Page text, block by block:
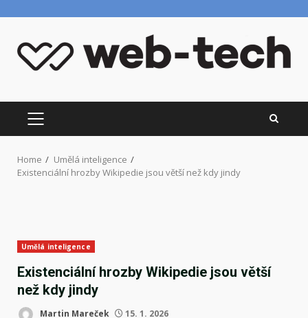
content
PRIMARY
MENU
Home
Umělá inteligence
Existenciální hrozby Wikipedie jsou větší než kdy jindy
Umělá inteligence
Existenciální hrozby Wikipedie jsou větší
než kdy jindy
Martin Mareček 15. 1. 2026